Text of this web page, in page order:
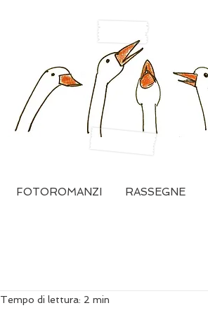
FOTOROMANZI RASSEGNE
Tempo di lettura: 2 min